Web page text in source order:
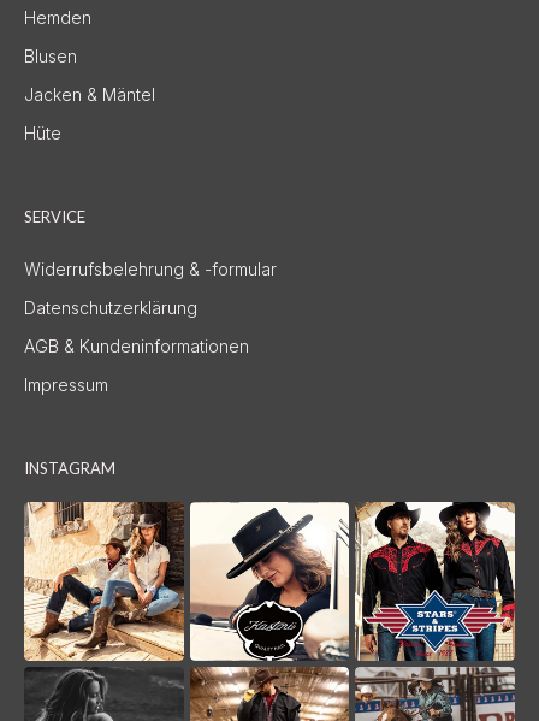
Hemden
Blusen
Jacken & Mäntel
Hüte
SERVICE
Widerrufsbelehrung & -formular
Datenschutzerklärung
AGB & Kundeninformationen
Impressum
INSTAGRAM